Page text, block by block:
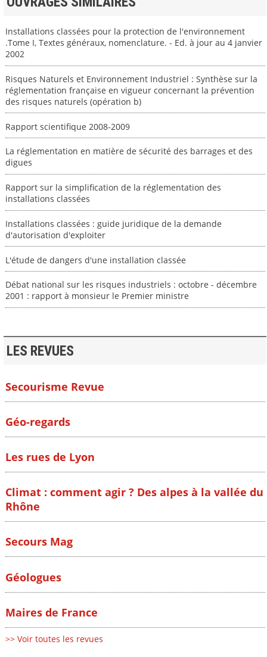
Installations classées pour la protection de l'environnement
.Tome I, Textes généraux, nomenclature. - Ed. à jour au 4 janvier
2002
Risques Naturels et Environnement Industriel : Synthèse sur la
réglementation française en vigueur concernant la prévention
des risques naturels (opération b)
Rapport scientifique 2008-2009
La réglementation en matière de sécurité des barrages et des
digues
Rapport sur la simplification de la réglementation des
installations classées
Installations classées : guide juridique de la demande
d'autorisation d'exploiter
L'étude de dangers d'une installation classée
Débat national sur les risques industriels : octobre - décembre
2001 : rapport à monsieur le Premier ministre
LES REVUES
Secourisme Revue
Géo-regards
Les rues de Lyon
Climat : comment agir ? Des alpes à la vallée du
Rhône
Secours Mag
Géologues
Maires de France
>> Voir toutes les revues